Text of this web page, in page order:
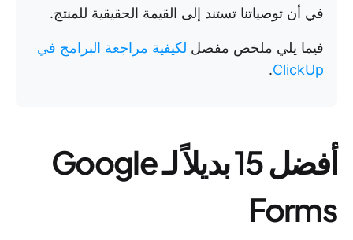
في أن توصياتنا تستند إلى القيمة الحقيقية للمنتج.
فيما يلي ملخص مفصل لكيفية مراجعة البرامج في
ClickUp
.
أفضل 15 بديلاً لـ Google
Forms